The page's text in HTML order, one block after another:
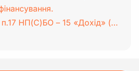
п.17 НП(С)БО – 15 «Дохід» (…